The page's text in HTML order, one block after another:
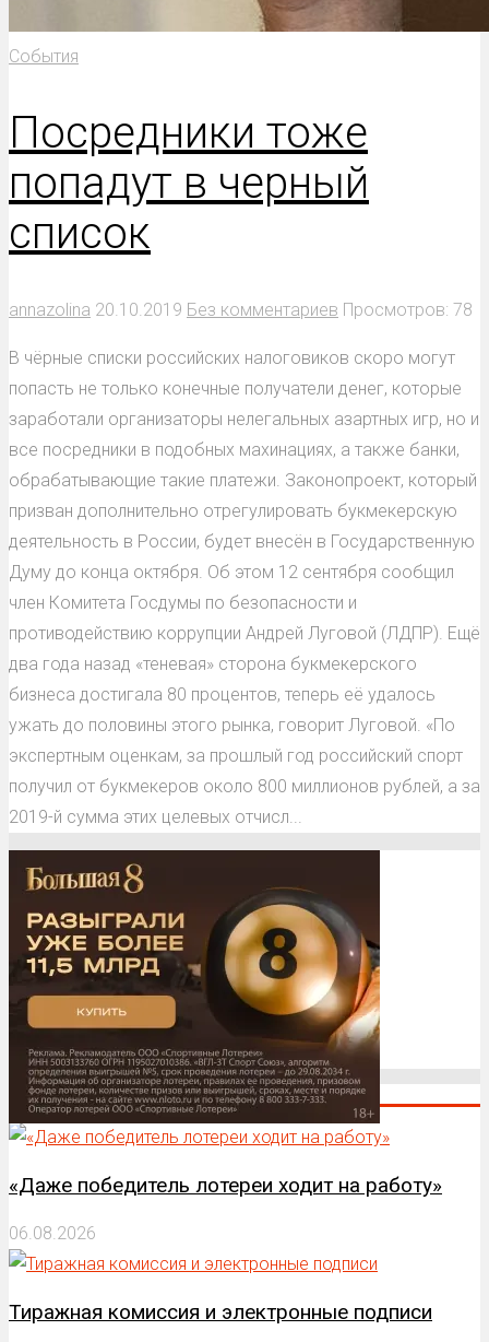
События
Посредники тоже
попадут в черный
список
annazolina 20.10.2019 Без комментариев Просмотров: 78
В чёрные списки российских налоговиков скоро могут
попасть не только конечные получатели денег, которые
заработали организаторы нелегальных азартных игр, но и
все посредники в подобных махинациях, а также банки,
обрабатывающие такие платежи. Законопроект, который
призван дополнительно отрегулировать букмекерскую
деятельность в России, будет внесён в Государственную
Думу до конца октября. Об этом 12 сентября сообщил
член Комитета Госдумы по безопасности и
противодействию коррупции Андрей Луговой (ЛДПР). Ещё
два года назад «теневая» сторона букмекерского
бизнеса достигала 80 процентов, теперь её удалось
ужать до половины этого рынка, говорит Луговой. «По
экспертным оценкам, за прошлый год российский спорт
получил от букмекеров около 800 миллионов рублей, а за
2019-й сумма этих целевых отчисл...
Последние новости
«Даже победитель лотереи ходит на работу»
06.08.2026
Тиражная комиссия и электронные подписи